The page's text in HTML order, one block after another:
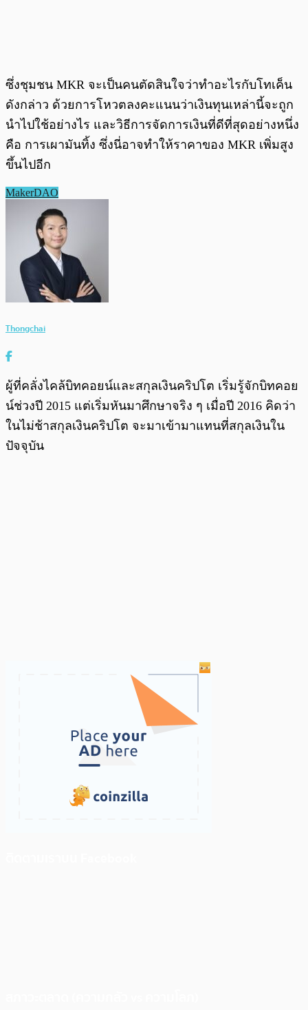
ซึ่งชุมชน MKR จะเป็นคนตัดสินใจว่าทำอะไรกับโทเค็น
ดังกล่าว ด้วยการโหวตลงคะแนนว่าเงินทุนเหล่านี้จะถูก
นำไปใช้อย่างไร และวิธีการจัดการเงินที่ดีที่สุดอย่างหนึ่ง
คือ การเผามันทิ้ง ซึ่งนี่อาจทำให้ราคาของ MKR เพิ่มสูง
ขึ้นไปอีก
MakerDAO
Thongchai
ผู้ที่คลั่งไคล้บิทคอยน์และสกุลเงินคริปโต เริ่มรู้จักบิทคอย
น์ช่วงปี 2015 แต่เริ่มหันมาศึกษาจริง ๆ เมื่อปี 2016 คิดว่า
ในไม่ช้าสกุลเงินคริปโต จะมาเข้ามาแทนที่สกุลเงินใน
ปัจจุบัน